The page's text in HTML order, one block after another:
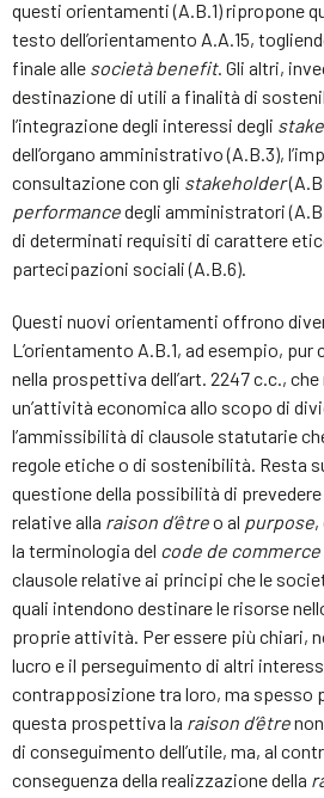
questi orientamenti (A.B.1) ripropone
testo dell’orientamento A.A.15,
finale alle società benefit. Gli altri,
destinazione di utili a finalità di
l’integrazione degli interessi degli
dell’organo amministrativo (A.B.3),
consultazione con gli stakeholder
performancedegli amministratori
di determinati requisiti di carattere
partecipazioni sociali (A.B.6).
Questi nuovi orientamenti offrono
L’orientamento A.B.1, ad esempio,
nella prospettiva dell’art. 2247 c.c., che
un’attività economica allo scopo di
l’ammissibilità di clausole statutarie
regole etiche o di sostenibilità. Resta
questione della possibilità di
relative alla raison d’êtreo al purpose,
la terminologia del code de commerce
clausole relative ai principi che le
quali intendono destinare le risorse
proprie attività. Per essere più chiari,
lucro e il perseguimento di altri
contrapposizione tra loro, ma spesso
questa prospettiva la raison d’être
di conseguimento dell’utile, ma, al
conseguenza della realizzazione della